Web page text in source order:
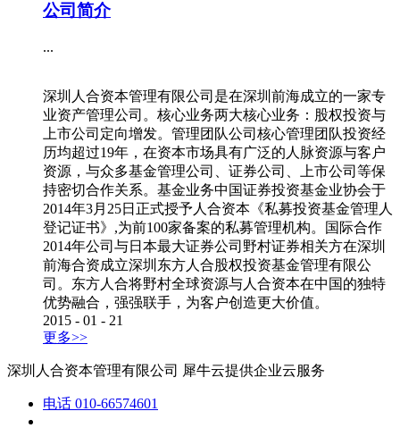
公司简介
...
深圳人合资本管理有限公司是在深圳前海成立的一家专
业资产管理公司。核心业务两大核心业务：股权投资与
上市公司定向增发。管理团队公司核心管理团队投资经
历均超过19年，在资本市场具有广泛的人脉资源与客户
资源，与众多基金管理公司、证券公司、上市公司等保
持密切合作关系。基金业务中国证券投资基金业协会于
2014年3月25日正式授予人合资本《私募投资基金管理人
登记证书》,为前100家备案的私募管理机构。国际合作
2014年公司与日本最大证券公司野村证券相关方在深圳
前海合资成立深圳东方人合股权投资基金管理有限公
司。东方人合将野村全球资源与人合资本在中国的独特
优势融合，强强联手，为客户创造更大价值。
2015 - 01 - 21
更多>>
深圳人合资本管理有限公司 犀牛云提供企业云服务
电话 010-66574601